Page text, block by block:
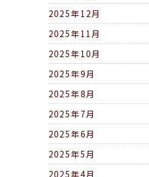
2025年12月
2025年11月
2025年10月
2025年9月
2025年8月
2025年7月
2025年6月
2025年5月
2025年4月